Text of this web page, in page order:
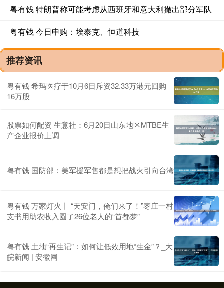
粤有钱 特朗普称可能考虑从西班牙和意大利撤出部分军队
粤有钱 今日申购：埃泰克、恒道科技
推荐资讯
粤有钱 希玛医疗于10月6日斥资32.33万港元回购
16万股
股票如何配资 生意社：6月20日山东地区MTBE生
产企业报价上调
粤有钱 国防部：美军援军售都是想把战火引向台湾
粤有钱 万家灯火丨 “天安门，俺们来了！”枣庄一村
支书用助农收入圆了26位老人的“首都梦”
粤有钱 土地“再生记”：如何让低效用地“生金”？_大
皖新闻 | 安徽网